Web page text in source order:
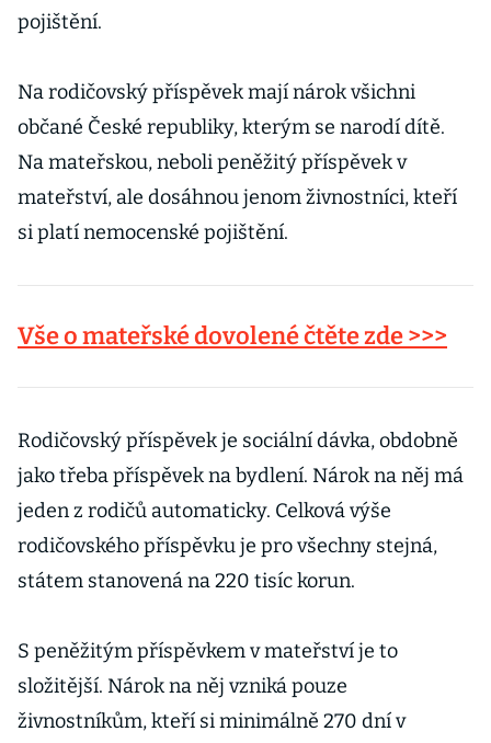
pojištění.
Na rodičovský příspěvek mají nárok všichni
občané České republiky, kterým se narodí dítě.
Na mateřskou, neboli peněžitý příspěvek v
mateřství, ale dosáhnou jenom živnostníci, kteří
si platí nemocenské pojištění.
Vše o mateřské dovolené čtěte zde >>>
Rodičovský příspěvek je sociální dávka, obdobně
jako třeba příspěvek na bydlení. Nárok na něj má
jeden z rodičů automaticky. Celková výše
rodičovského příspěvku je pro všechny stejná,
státem stanovená na 220 tisíc korun.
S peněžitým příspěvkem v mateřství je to
složitější. Nárok na něj vzniká pouze
živnostníkům, kteří si minimálně 270 dní v